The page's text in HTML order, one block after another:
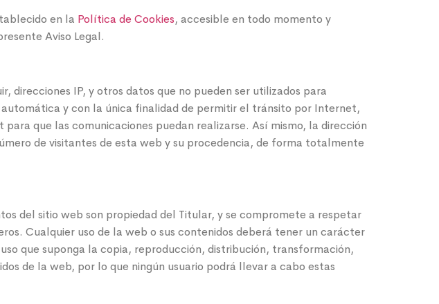
en la Política de Cookies, accesible en todo momento y
Aviso Legal.
direcciones IP, y otros datos que no pueden ser utilizados para
y con la única finalidad de permitir el tránsito por Internet,
que las comunicaciones puedan realizarse. Así mismo, la dirección
de visitantes de esta web y su procedencia, de forma totalmente
del sitio web son propiedad del Titular, y se compromete a respetar
Cualquier uso de la web o sus contenidos deberá tener un carácter
que suponga la copia, reproducción, distribución, transformación,
de la web, por lo que ningún usuario podrá llevar a cabo estas